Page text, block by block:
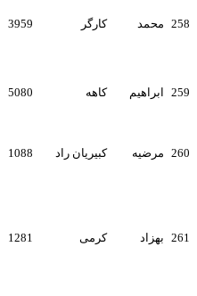
کارگر 3959 تهران
کاهه 5080 تهران
کبیریان راد 1088 سمنان
کرمی 1281 تهران